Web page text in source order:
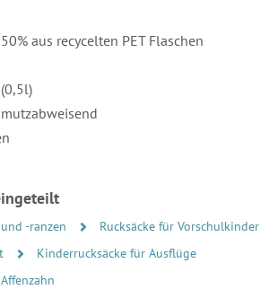
aus recycelten PET Flaschen
-ranzen
Rucksäcke für Vorschulkinder
Kinderrucksäcke für Ausflüge
Affenzahn